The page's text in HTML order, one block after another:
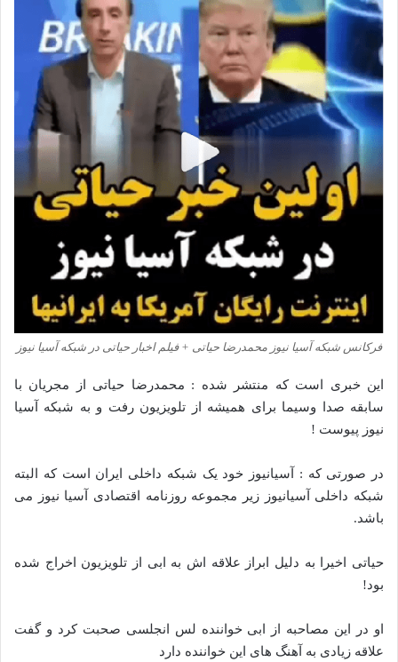
فرکانس شبکه آسیا نیوز محمدرضا حیاتی + فیلم اخبار حیاتی در شبکه آسیا نیوز
این خبری است که منتشر شده : محمدرضا حیاتی از مجریان با
سابقه صدا وسیما برای همیشه از تلویزیون رفت و به شبکه آسیا
نیوز پیوست !
در صورتی که : آسیانیوز خود یک شبکه داخلی ایران است که البته
شبکه داخلی آسیانیوز زیر مجموعه روزنامه اقتصادی آسیا نیوز می
باشد.
حیاتی اخیرا به دلیل ابراز علاقه اش به ابی از تلویزیون اخراج شده
بود!
او در این مصاحبه از ابی خواننده لس انجلسی صحبت کرد و گفت
علاقه زیادی به آهنگ های این خواننده دارد